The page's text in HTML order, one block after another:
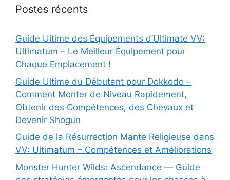
Postes récents
Guide Ultime des Équipements d’Ultimate VV:
Ultimatum – Le Meilleur Équipement pour
Chaque Emplacement !
Guide Ultime du Débutant pour Dokkodo –
Comment Monter de Niveau Rapidement,
Obtenir des Compétences, des Chevaux et
Devenir Shogun
Guide de la Résurrection Mante Religieuse dans
VV: Ultimatum – Compétences et Améliorations
Monster Hunter Wilds: Ascendance — Guide